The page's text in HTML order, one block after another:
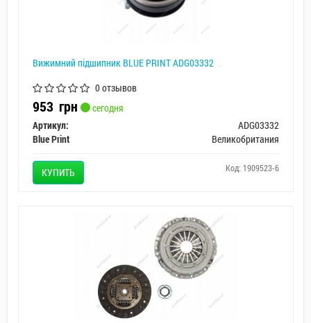
Вижимний підшипник BLUE PRINT ADG03332
0 отзывов
953 грн
сегодня
Артикул:
ADG03332
Blue Print
Великобритания
КУПИТЬ Код: 1909523-6